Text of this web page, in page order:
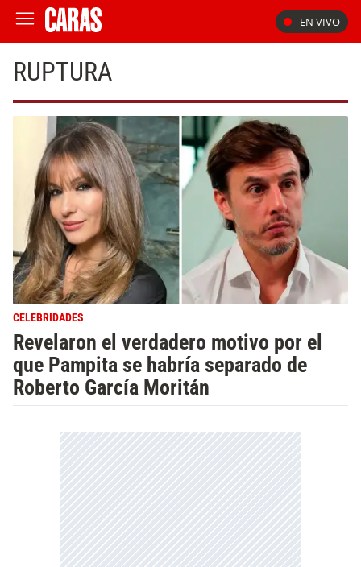
EN VIVO
RUPTURA
CELEBRIDADES
Revelaron el verdadero motivo por el
que Pampita se habría separado de
Roberto García Moritán